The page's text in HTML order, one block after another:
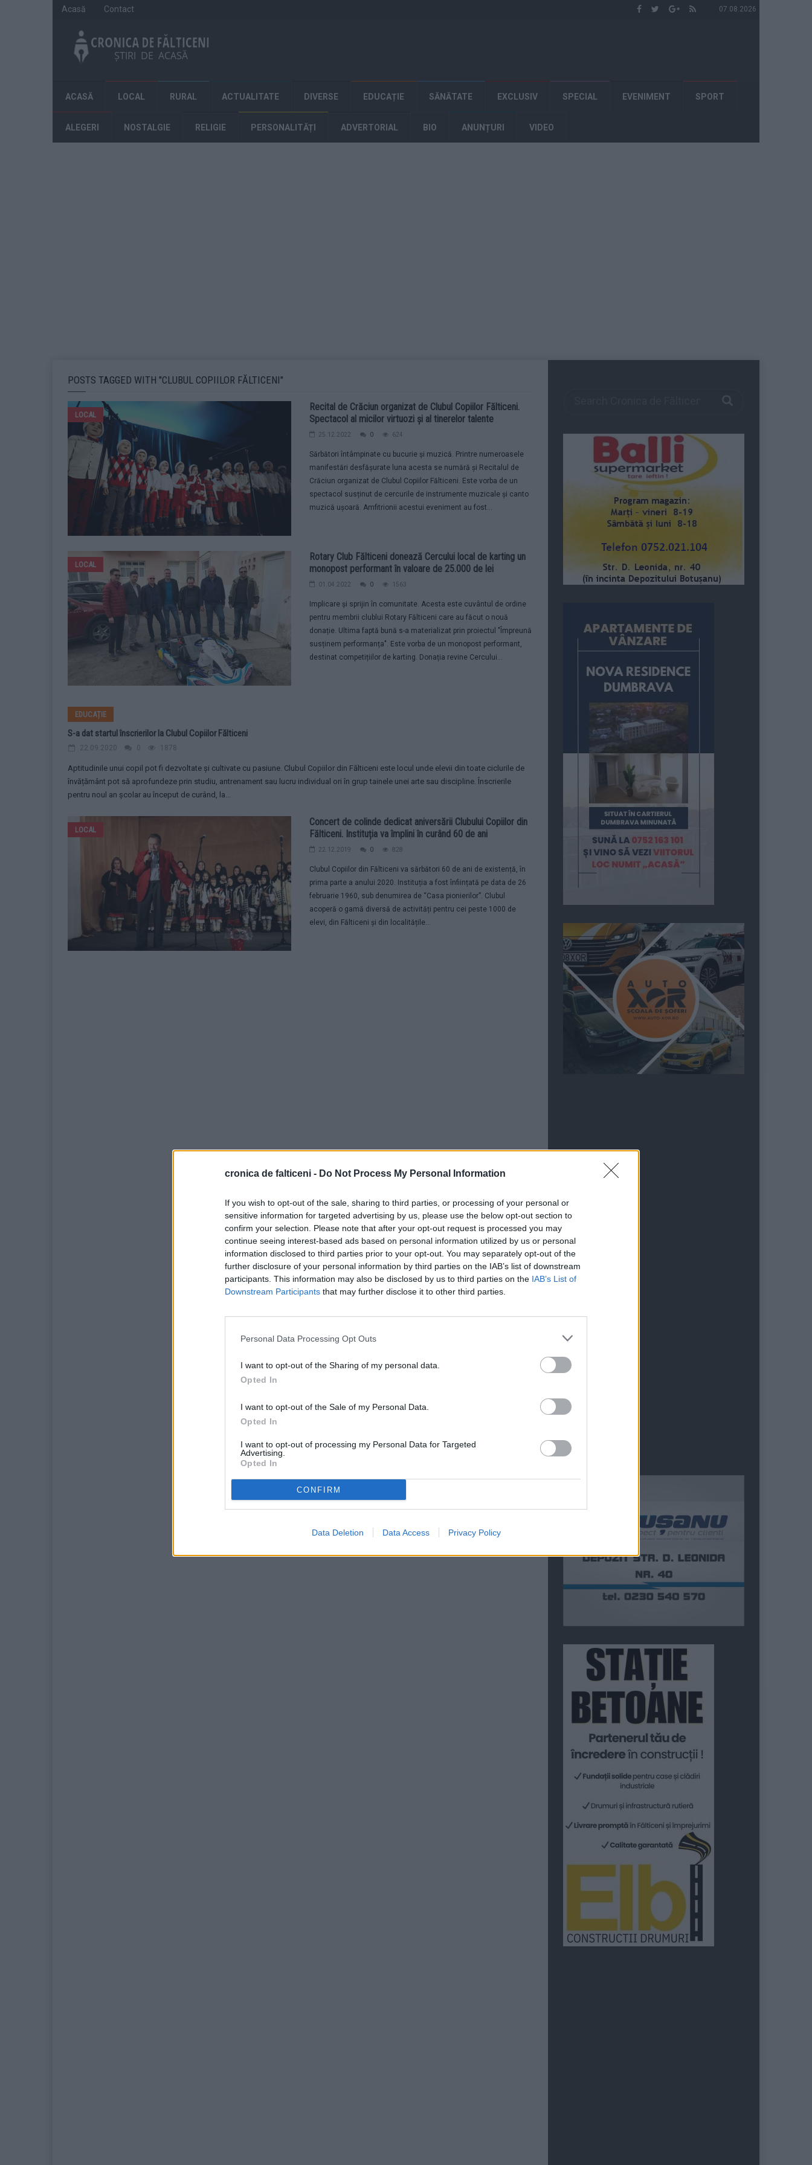
cronica de falticeni - Do Not Process My Personal Information
If you wish to opt-out of the sale, sharing to third parties, or processing of your personal or
sensitive information for targeted advertising by us, please use the below opt-out section to
confirm your selection. Please note that after your opt-out request is processed you may
continue seeing interest-based ads based on personal information utilized by us or personal
information disclosed to third parties prior to your opt-out. You may separately opt-out of the
further disclosure of your personal information by third parties on the IAB’s list of downstream
participants. This information may also be disclosed by us to third parties on the IAB’s List of
Downstream Participants that may further disclose it to other third parties.
Personal Data Processing Opt Outs
I want to opt-out of the Sharing of my personal data.
Opted In
I want to opt-out of the Sale of my Personal Data.
Opted In
I want to opt-out of processing my Personal Data for Targeted
Advertising.
Opted In
CONFIRM
Data Deletion Data Access Privacy Policy
07.08.2026
Acasă Contact
ACASĂ LOCAL RURAL ACTUALITATE DIVERSE EDUCAȚIE SĂNĂTATE EXCLUSIV SPECIAL EVENIMENT SPORT
ALEGERI NOSTALGIE RELIGIE PERSONALITĂȚI ADVERTORIAL BIO ANUNȚURI VIDEO
POSTS TAGGED WITH "CLUBUL COPIILOR FĂLTICENI"
LOCAL
Recital de Crăciun organizat de Clubul Copiilor Fălticeni.
Spectacol al micilor virtuozi și al tinerelor talente
25.12.2022 0 624
Sărbători întâmpinate cu bucurie și muzică. Printre numeroasele
manifestări desfășurate luna acesta se numără și Recitalul de
Crăciun organizat de Clubul Copiilor Fălticeni. Este vorba de un
spectacol susținut de cercurile de instrumente muzicale și canto
muzică ușoară. Amfitrionii acestui eveniment au fost...
LOCAL
Rotary Club Fălticeni donează Cercului local de karting un
monopost performant în valoare de 25.000 de lei
01.04.2022 0 1563
Implicare și sprijin în comunitate. Acesta este cuvântul de ordine
pentru membrii clublui Rotary Fălticeni care au făcut o nouă
donație. Ultima faptă bună s-a materializat prin proiectul "Împreună
susținem performanța". Este vorba de un monopost performant,
destinat competițiilor de karting. Donația revine Cercului...
EDUCAȚIE
S-a dat startul înscrierilor la Clubul Copiilor Fălticeni
22.09.2020 0 1878
Aptitudinile unui copil pot fi dezvoltate și cultivate cu pasiune. Clubul Copiilor din Fălticeni este locul unde elevii din toate ciclurile de
învățământ pot să aprofundeze prin studiu, antrenament sau lucru individual ori în grup tainele unei arte sau discipline. Înscrierile
pentru noul an școlar au început de curând, la...
LOCAL
Concert de colinde dedicat aniversării Clubului Copiilor din
Fălticeni. Instituția va împlini în curând 60 de ani
22.12.2019 0 828
Clubul Copiilor din Fălticeni va sărbători 60 de ani de existență, în
prima parte a anului 2020. Instituția a fost înființată pe data de 26
februarie 1960, sub denumirea de “Casa pionierilor”. Clubul
acoperă o gamă diversă de activități pentru cei peste 1000 de
elevi, din Fălticeni și din localitățile...